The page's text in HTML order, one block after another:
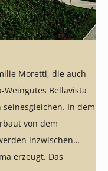
Moretti, die auch
Bellavista
In dem
von dem
inzwischen
erzeugt. Das